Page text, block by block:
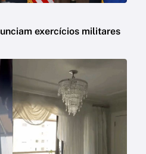
exercícios militares